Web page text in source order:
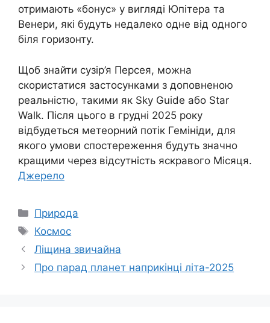
отримають «бонус» у вигляді Юпітера та
Венери, які будуть недалеко одне від одного
біля горизонту.
Щоб знайти сузір’я Персея, можна
скористатися застосунками з доповненою
реальністю, такими як Sky Guide або Star
Walk. Після цього в грудні 2025 року
відбудеться метеорний потік Гемініди, для
якого умови спостереження будуть значно
кращими через відсутність яскравого Місяця.
Джерело
Категорії
Природа
Позначки
Космос
Ліщина звичайна
Про парад планет наприкінці літа-2025